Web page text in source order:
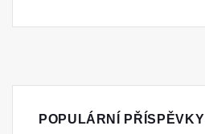
POPULÁRNÍ PŘÍSPĚVKY